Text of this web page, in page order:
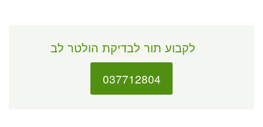
לקבוע תור לבדיקת הולטר לב
037712804